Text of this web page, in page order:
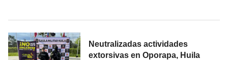
Neutralizadas actividades
extorsivas en Oporapa, Huila